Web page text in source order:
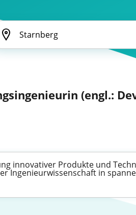
(engl.:
innovativer Produkte und
Ingenieurwissenschaft in